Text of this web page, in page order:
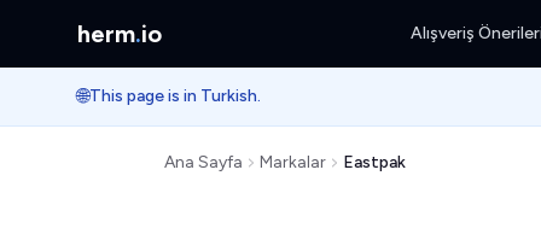
herm.io Alışveriş Önerileri
🌐This page is in Turkish.
Ana Sayfa Markalar Eastpak